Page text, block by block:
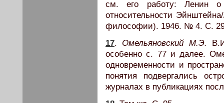
см. его работу: Ленин о
относительности
философии). 1946. № 4. С.
17. Омельяновский М.Э.
особенно с. 77 и далее.
одновременности и
понятия подвергались
журналах в публикациях